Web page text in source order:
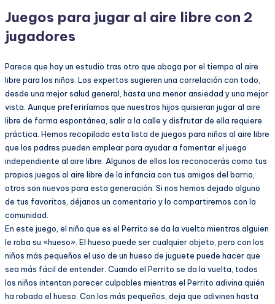
Juegos para jugar al aire libre con 2
jugadores
Parece que hay un estudio tras otro que aboga por el tiempo al aire
libre para los niños. Los expertos sugieren una correlación con todo,
desde una mejor salud general, hasta una menor ansiedad y una mejor
vista. Aunque preferiríamos que nuestros hijos quisieran jugar al aire
libre de forma espontánea, salir a la calle y disfrutar de ella requiere
práctica. Hemos recopilado esta lista de juegos para niños al aire libre
que los padres pueden emplear para ayudar a fomentar el juego
independiente al aire libre. Algunos de ellos los reconocerás como tus
propios juegos al aire libre de la infancia con tus amigos del barrio,
otros son nuevos para esta generación. Si nos hemos dejado alguno
de tus favoritos, déjanos un comentario y lo compartiremos con la
comunidad.
En este juego, el niño que es el Perrito se da la vuelta mientras alguien
le roba su «hueso». El hueso puede ser cualquier objeto, pero con los
niños más pequeños el uso de un hueso de juguete puede hacer que
sea más fácil de entender. Cuando el Perrito se da la vuelta, todos
los niños intentan parecer culpables mientras el Perrito adivina quién
ha robado el hueso. Con los más pequeños, deja que adivinen hasta